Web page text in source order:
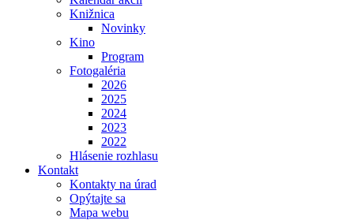
Knižnica
Novinky
Kino
Program
Fotogaléria
2026
2025
2024
2023
2022
Hlásenie rozhlasu
Kontakt
Kontakty na úrad
Opýtajte sa
Mapa webu